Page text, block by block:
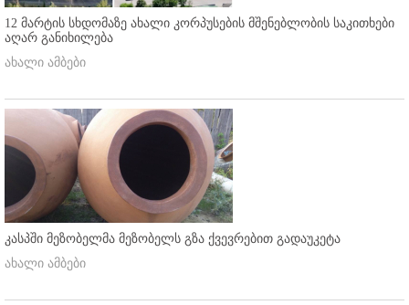
12 მარტის სხდომაზე ახალი კორპუსების მშენებლობის საკითხები
აღარ განიხილება
ახალი ამბები
კასპში მეზობელმა მეზობელს გზა ქვევრებით გადაუკეტა
ახალი ამბები